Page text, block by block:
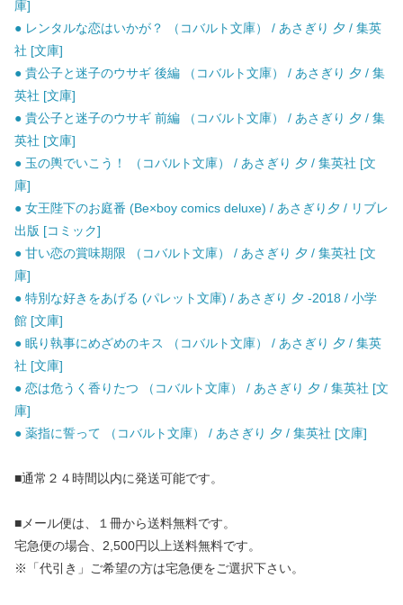
庫]
● レンタルな恋はいかが？ （コバルト文庫） / あさぎり 夕 / 集英
社 [文庫]
● 貴公子と迷子のウサギ 後編 （コバルト文庫） / あさぎり 夕 / 集
英社 [文庫]
● 貴公子と迷子のウサギ 前編 （コバルト文庫） / あさぎり 夕 / 集
英社 [文庫]
● 玉の輿でいこう！ （コバルト文庫） / あさぎり 夕 / 集英社 [文
庫]
● 女王陛下のお庭番 (Be×boy comics deluxe) / あさぎり夕 / リブレ
出版 [コミック]
● 甘い恋の賞味期限 （コバルト文庫） / あさぎり 夕 / 集英社 [文
庫]
● 特別な好きをあげる (パレット文庫) / あさぎり 夕 -2018 / 小学
館 [文庫]
● 眠り執事にめざめのキス （コバルト文庫） / あさぎり 夕 / 集英
社 [文庫]
● 恋は危うく香りたつ （コバルト文庫） / あさぎり 夕 / 集英社 [文
庫]
● 薬指に誓って （コバルト文庫） / あさぎり 夕 / 集英社 [文庫]
■通常２４時間以内に発送可能です。
■メール便は、１冊から送料無料です。
宅急便の場合、2,500円以上送料無料です。
※「代引き」ご希望の方は宅急便をご選択下さい。